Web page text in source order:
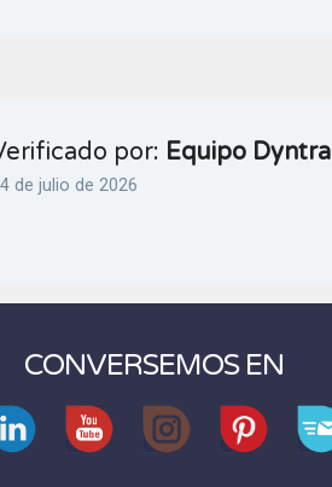
por: Equipo Dyntra
de julio de 2026
CONVERSEMOS EN